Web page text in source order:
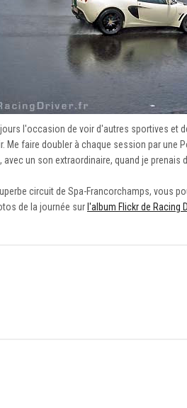
l'occasion de voir d'autres sportives et
Me faire doubler à chaque session par
un son extraordinaire, quand je
circuit de Spa-Francorchamps, vous
de la journée surl'album Flickr de Racing